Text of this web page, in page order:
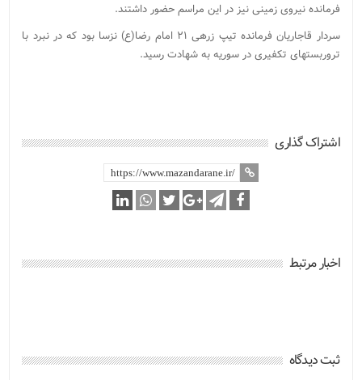
فرمانده نیروی زمینی نیز در این مراسم حضور داشتند.
سردار قاجاریان فرمانده تیپ زرهی ۲۱ امام رضا(ع) نزسا بود که در نبرد با
تروربستهای تکفیری در سوریه به شهادت رسید.
اشتراک گذاری
اخبار مرتبط
ثبت دیدگاه